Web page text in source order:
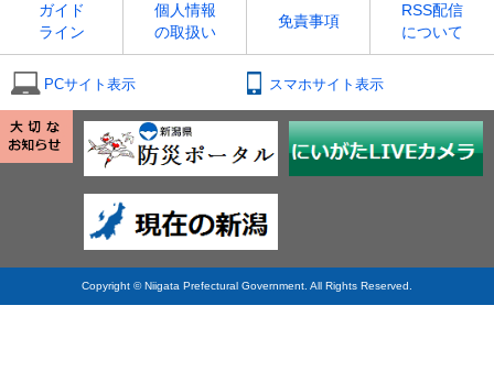
ガイド
ライン
個人情報
の取扱い
免責事項
RSS配信
について
PCサイト表示 スマホサイト表示
Copyright © Niigata Prefectural Government. All Rights Reserved.